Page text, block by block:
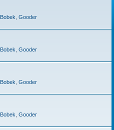
Bobek Gooder
Bobek Gooder
Bobek Gooder
Bobek Gooder